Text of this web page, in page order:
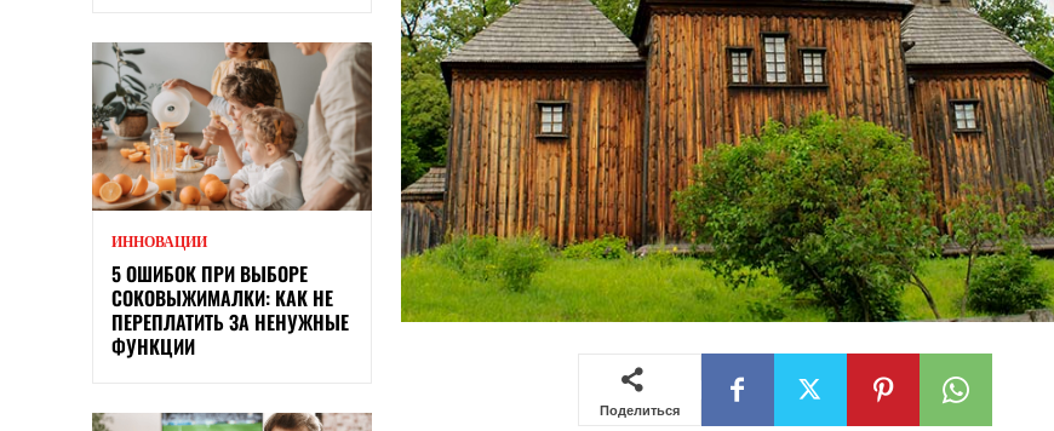
ИННОВАЦИИ
5 ОШИБОК ПРИ ВЫБОРЕ
СОКОВЫЖИМАЛКИ: КАК НЕ
ПЕРЕПЛАТИТЬ ЗА НЕНУЖНЫЕ
ФУНКЦИИ
Поделиться